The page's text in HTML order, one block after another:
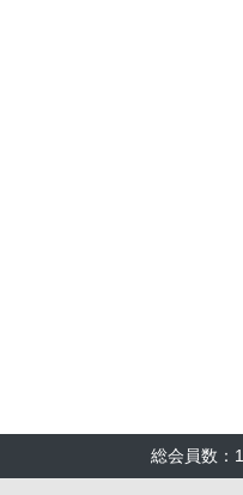
総会員数：